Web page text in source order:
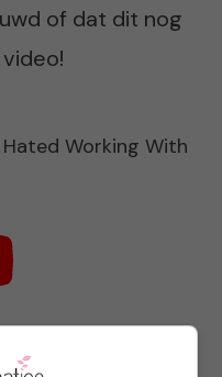
of dat dit nog